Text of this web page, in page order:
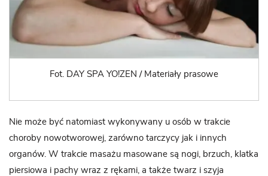
Fot. DAY SPA YO!ZEN / Materiały prasowe
Nie może być natomiast wykonywany u osób w trakcie
choroby nowotworowej, zarówno tarczycy jak i innych
organów. W trakcie masażu masowane są nogi, brzuch, klatka
piersiowa i pachy wraz z rękami, a także twarz i szyja